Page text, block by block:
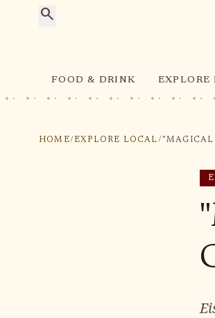
search
FOOD & DRINK EXPLORE
HOME/ EXPLORE LOCAL/